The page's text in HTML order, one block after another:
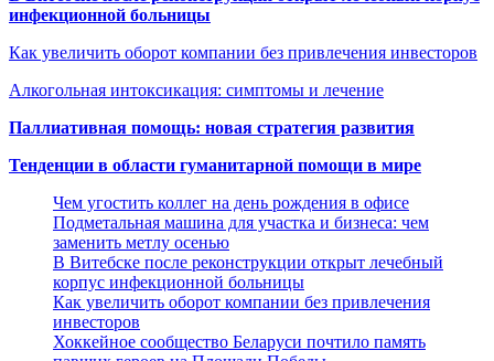
инфекционной больницы
Как увеличить оборот компании без привлечения инвесторов
Алкогольная интоксикация: симптомы и лечение
Паллиативная помощь: новая стратегия развития
Тенденции в области гуманитарной помощи в мире
Чем угостить коллег на день рождения в офисе
Подметальная машина для участка и бизнеса: чем
заменить метлу осенью
В Витебске после реконструкции открыт лечебный
корпус инфекционной больницы
Как увеличить оборот компании без привлечения
инвесторов
Хоккейное сообщество Беларуси почтило память